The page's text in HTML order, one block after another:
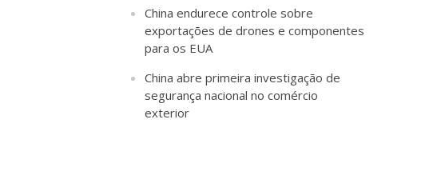
China endurece controle sobre
exportações de drones e componentes
para os EUA
China abre primeira investigação de
segurança nacional no comércio
exterior